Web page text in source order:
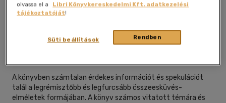
Beleolvasok Kívánságlistához adom Megosztom
Lingea Kft.|2022|magyar nyelvű|puhatáblás,
A könyvben számtalan érdekes információt és spekulációt
talál a legrémisztőbb és legfurcsább összeesküvés-
elméletek formájában. A könyv számos vitatott témára és
olvassa el a
Libri Könyvkereskedelmi Kft. adatkezelési
tájékoztatóját!
Rendben
Süti beállítások